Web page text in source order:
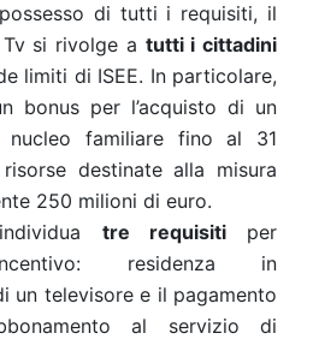
di tutti i requisiti, il
si rivolge a tutti i cittadini
limiti di ISEE. In particolare,
bonus per l’acquisto di un
nucleo familiare fino al 31
destinate alla misura
250 milioni di euro.
tre requisitiper
residenza in
un televisore e il pagamento
al servizio di